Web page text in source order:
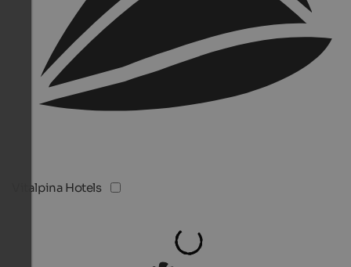
Vitalpina Hotels